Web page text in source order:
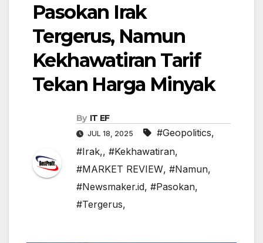
Pasokan Irak
Tergerus, Namun
Kekhawatiran Tarif
Tekan Harga Minyak
By IT EF
JUL 18, 2025 #Geopolitics,
#Irak,, #Kekhawatiran,
#MARKET REVIEW, #Namun,
#Newsmaker.id, #Pasokan,
#Tergerus,